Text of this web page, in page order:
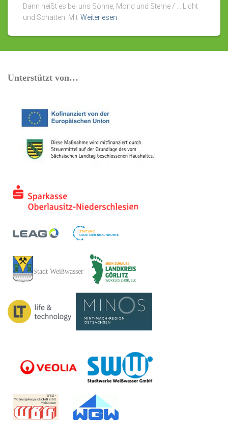
Dann heißt es bei uns Sonne, Mond und Sterne / … Licht
und Schatten. Mit Weiterlesen
Unterstützt von…
Stadt Weißwasser